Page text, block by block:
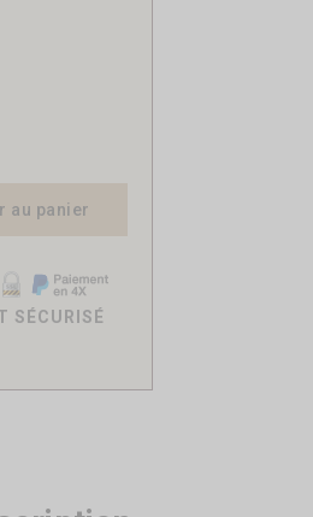
au panier
SÉCURISÉ